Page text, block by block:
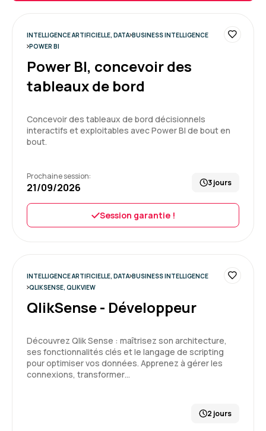
Formation : QlikSense - Designer
Christophe P. Le 20/04/2026
Points fort
-Beaucoup d'exercices pratiques
-Maitrise du formateur
Formation : Power BI, concevoir des tableaux de bord
Karen R. Le 17/04/2026
Formation équilibrée avec théorie et pratique
Une fin de formation réservée pour traiter des
sujets concrets sur nos problématiques
INTELLIGENCE ARTIFICIELLE, DATA BUSINESS INTELLIGENCE
POWER BI
Power BI, concevoir des
tableaux de bord
Concevoir des tableaux de bord décisionnels
interactifs et exploitables avec Power BI de bout en
bout.
Prochaine session:
21/09/2026 3 jours
Session garantie !
INTELLIGENCE ARTIFICIELLE, DATA BUSINESS INTELLIGENCE
QLIKSENSE, QLIKVIEW
QlikSense - Développeur
Découvrez Qlik Sense : maîtrisez son architecture,
ses fonctionnalités clés et le langage de scripting
pour optimiser vos données. Apprenez à gérer les
connexions, transformer…
2 jours